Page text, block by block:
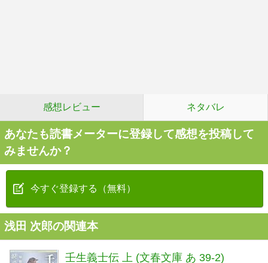
感想レビュー ネタバレ
あなたも読書メーターに登録して感想を投稿して
みませんか？
今すぐ登録する（無料）
浅田 次郎の関連本
壬生義士伝 上 (文春文庫 あ 39-2)